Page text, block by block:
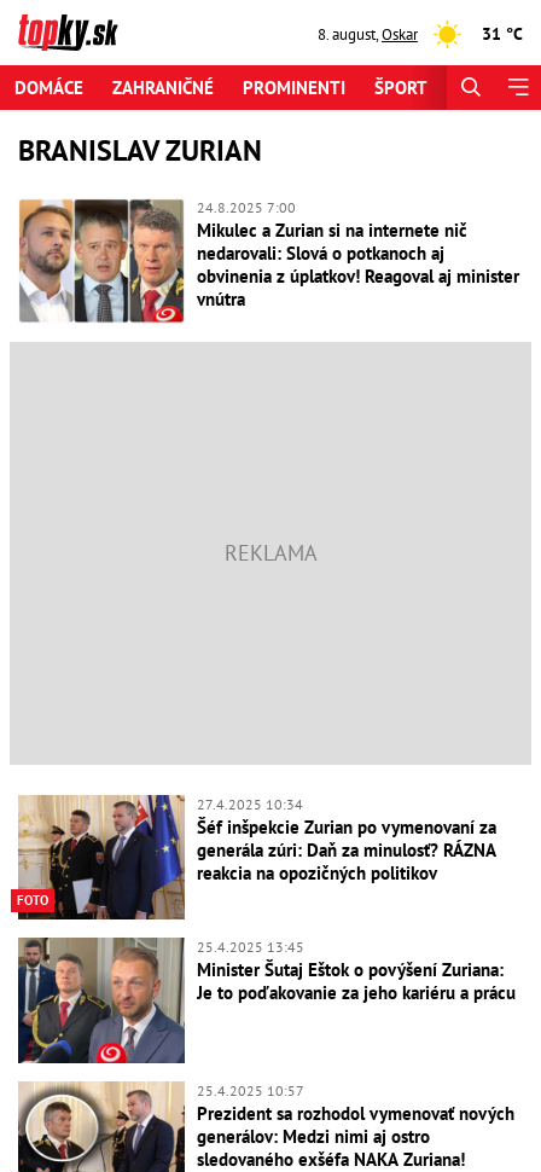
8. august,Oskar 31 °C
DOMÁCE ZAHRANIČNÉ PROMINENTI ŠPORT
BRANISLAV ZURIAN
24.8.2025 7:00
Mikulec a Zurian si na internete nič
nedarovali: Slová o potkanoch aj
obvinenia z úplatkov! Reagoval aj minister
vnútra
FOTO
27.4.2025 10:34
Šéf inšpekcie Zurian po vymenovaní za
generála zúri: Daň za minulosť? RÁZNA
reakcia na opozičných politikov
25.4.2025 13:45
Minister Šutaj Eštok o povýšení Zuriana:
Je to poďakovanie za jeho kariéru a prácu
25.4.2025 10:57
Prezident sa rozhodol vymenovať nových
generálov: Medzi nimi aj ostro
sledovaného exšéfa NAKA Zuriana!